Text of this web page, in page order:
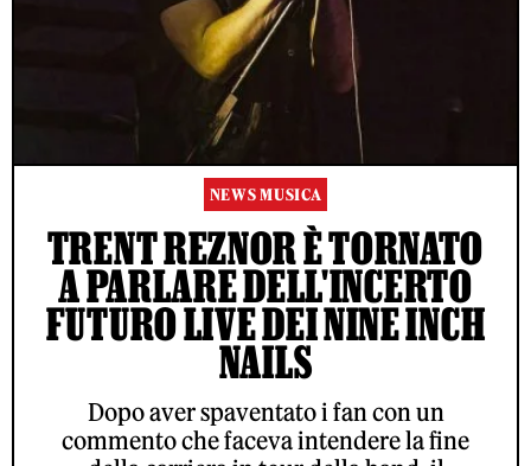
NEWS MUSICA
TRENT REZNOR È TORNATO
A PARLARE DELL'INCERTO
FUTURO LIVE DEI NINE INCH
NAILS
Dopo aver spaventato i fan con un
commento che faceva intendere la fine